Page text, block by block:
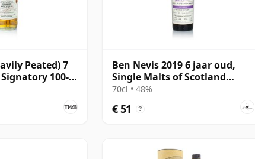
Peated) 7
100-
Ben Nevis 2019 6 jaar oud,
Single Malts of Scotland
Small Batch
70cl • 48%
€ 51 ?